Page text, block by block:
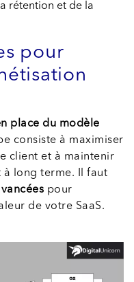
rétention et de la
pour
place du modèle
consiste à maximiser
client et à maintenir
à long terme. Il faut
pour
de votre SaaS.